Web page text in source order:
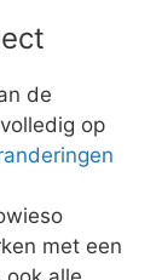
de
op
met een